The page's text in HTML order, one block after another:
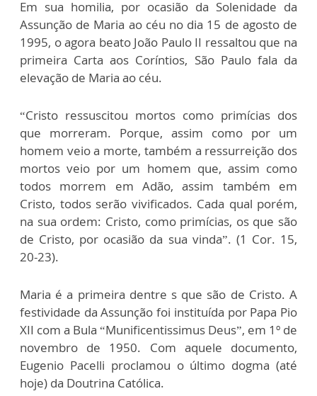
Em sua homilia, por ocasião da Solenidade da
Assunção de Maria ao céu no dia 15 de agosto de
1995, o agora beato João Paulo II ressaltou que na
primeira Carta aos Coríntios, São Paulo fala da
elevação de Maria ao céu.
“Cristo ressuscitou mortos como primícias dos
que morreram. Porque, assim como por um
homem veio a morte, também a ressurreição dos
mortos veio por um homem que, assim como
todos morrem em Adão, assim também em
Cristo, todos serão vivificados. Cada qual porém,
na sua ordem: Cristo, como primícias, os que são
de Cristo, por ocasião da sua vinda”. (1 Cor. 15,
20-23).
Maria é a primeira dentre s que são de Cristo. A
festividade da Assunção foi instituída por Papa Pio
XII com a Bula “Munificentissimus Deus”, em 1º de
novembro de 1950. Com aquele documento,
Eugenio Pacelli proclamou o último dogma (até
hoje) da Doutrina Católica.